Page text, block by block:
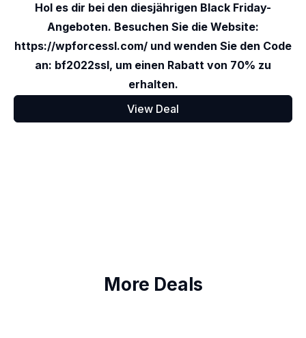
Hol es dir bei den diesjährigen Black Friday-
Angeboten. Besuchen Sie die Website:
https://wpforcessl.com/ und wenden Sie den Code
an: bf2022ssl, um einen Rabatt von 70% zu
erhalten.
View Deal
More Deals